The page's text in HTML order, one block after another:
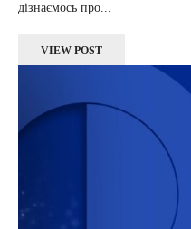
дізнаємось про...
VIEW POST